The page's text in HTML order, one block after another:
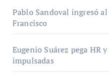
Pablo Sandoval ingresó
Francisco
Eugenio Suárez pega HR
impulsadas